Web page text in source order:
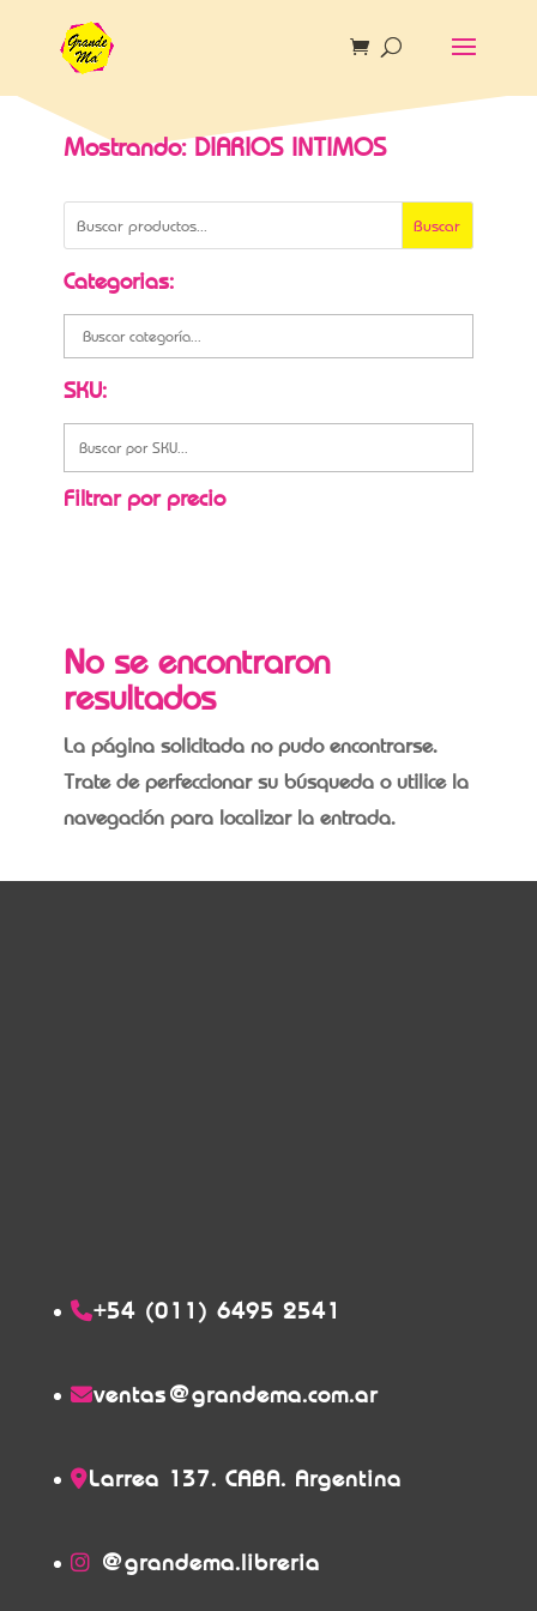
Mostrando: DIARIOS INTIMOS
Buscar
Categorias:
SKU:
Filtrar por precio
No se encontraron
resultados
La página solicitada no pudo encontrarse.
Trate de perfeccionar su búsqueda o utilice la
navegación para localizar la entrada.
+54 (011) 6495 2541
ventas@grandema.com.ar
Larrea 137. CABA. Argentina
@grandema.libreria